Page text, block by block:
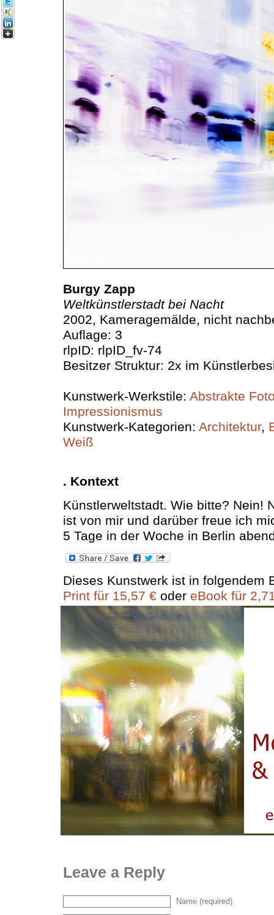
Burgy Zapp
Weltkünstlerstadt bei Nacht
2002, Kameragemälde, nicht
Auflage: 3
rlpID: rlpID_fv-74
Besitzer Struktur: 2x im
Kunstwerk-Werkstile: Abstrakte
Impressionismus
Kunstwerk-Kategorien: Architektur,
Weiß
. Kontext
Künstlerweltstadt. Wie bitte? Nein!
ist von mir und darüber freue ich
5 Tage in der Woche in Berlin
Dieses Kunstwerk ist in folgendem
Print für 15,57 € oder eBook für
Leave a Reply
Name (required)